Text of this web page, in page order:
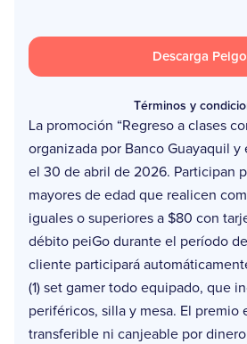
Descarga Peigo
Términos y
La promoción “Regreso a clases
organizada por Banco Guayaquil y
el 30 de abril de 2026. Participan
mayores de edad que realicen
iguales o superiores a $80 con
débito peiGo durante el período
cliente participará
(1) set gamer todo equipado, que
periféricos, silla y mesa. El premio
transferible ni canjeable por